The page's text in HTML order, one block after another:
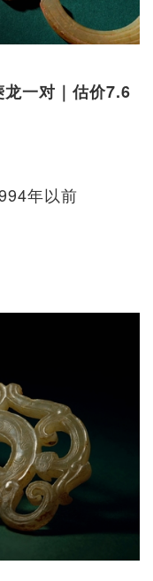
一对｜估价7.6
年以前